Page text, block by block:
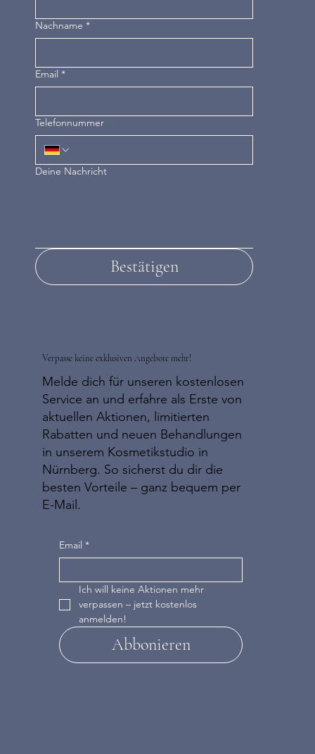
Nachname *
Email *
Telefonnummer
Deine Nachricht
Bestätigen
Verpasse keine exklusiven Angebote mehr!
Melde dich für unseren kostenlosen
Service an und erfahre als Erste von
aktuellen Aktionen, limitierten
Rabatten und neuen Behandlungen
in unserem Kosmetikstudio in
Nürnberg. So sicherst du dir die
besten Vorteile – ganz bequem per
E-Mail.
Email *
Ich will keine Aktionen mehr
verpassen – jetzt kostenlos
anmelden!
Abbonieren